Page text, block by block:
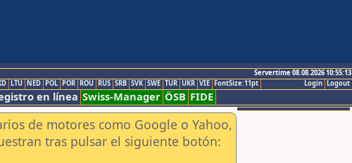
Servertime 08.08.2026 10:55:13
Logout
Login
LTU NED POL POR ROU RUS SRB SVK SWE TUR UKR VIE FontSize:11pt
en línea Swiss-Manager ÖSB FIDE
de motores como Google o Yahoo,
tras pulsar el siguiente botón: